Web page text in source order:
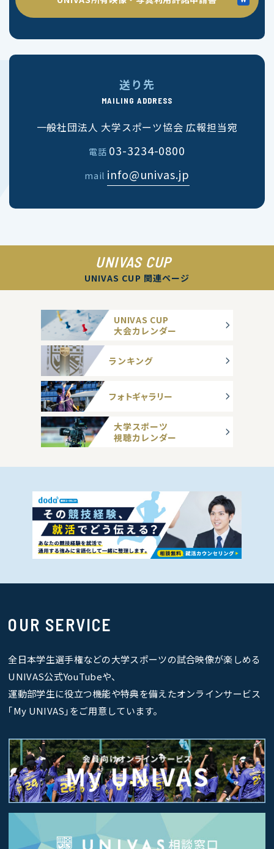
送り先
MAILING ADDRESS
一般社団法人 大学スポーツ協会 広報担当宛
電話 03-3234-0800
mail info@univas.jp
UNIVAS CUP
UNIVAS CUP 関連ページ
UNIVAS CUP
大会カレンダー
ランキング
フォトギャラリー
大学スポーツ
視聴カレンダー
OUR SERVICE
全日本学生選手権などの大学スポーツの試合映像が楽しめる
UNIVAS公式YouTubeや、
運動部学生に役立つ機能や特典を備えたオンラインサービス
｢My UNIVAS｣をご用意しています。